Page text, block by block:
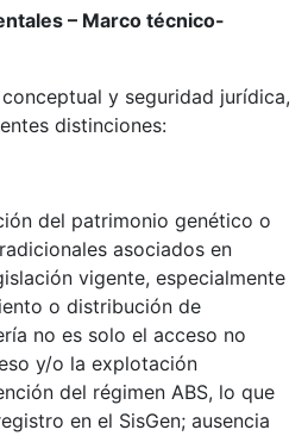
– Marco técnico-
y seguridad jurídica,
distinciones:
del patrimonio genético o
asociados en
vigente, especialmente
o distribución de
no es solo el acceso no
y/o la explotación
del régimen ABS, lo que
en el SisGen; ausencia